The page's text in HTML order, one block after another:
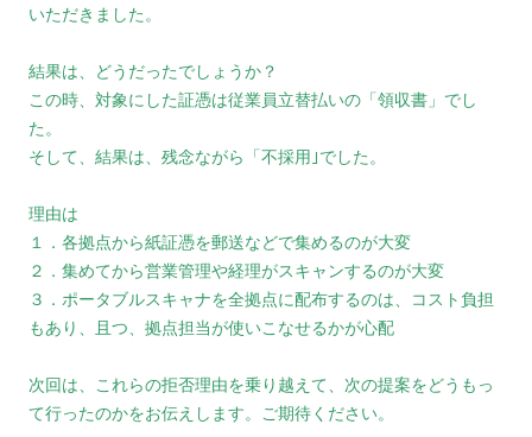
いただきました。
結果は、どうだったでしょうか？
この時、対象にした証憑は従業員立替払いの「領収書」でし
た。
そして、結果は、残念ながら「不採用｣でした。
理由は
１．各拠点から紙証憑を郵送などで集めるのが大変
２．集めてから営業管理や経理がスキャンするのが大変
３．ポータブルスキャナを全拠点に配布するのは、コスト負担
もあり、且つ、拠点担当が使いこなせるかが心配
次回は、これらの拒否理由を乗り越えて、次の提案をどうもっ
て行ったのかをお伝えします。ご期待ください。